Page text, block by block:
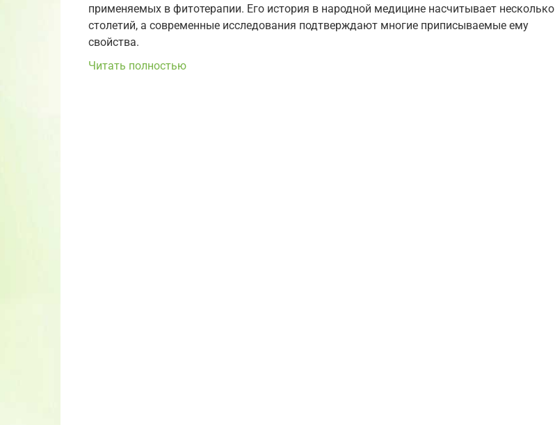
применяемых в фитотерапии. Его история в народной медицине насчитывает несколько
столетий, а современные исследования подтверждают многие приписываемые ему
свойства.
Читать полностью